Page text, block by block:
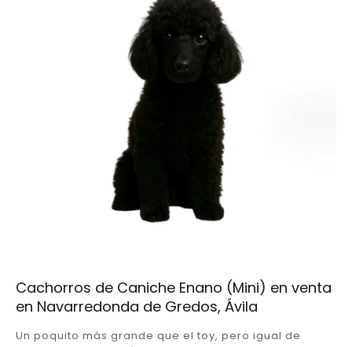
Cachorros de Caniche Enano (Mini) en venta
en Navarredonda de Gredos, Ávila
Un poquito más grande que el toy, pero igual de